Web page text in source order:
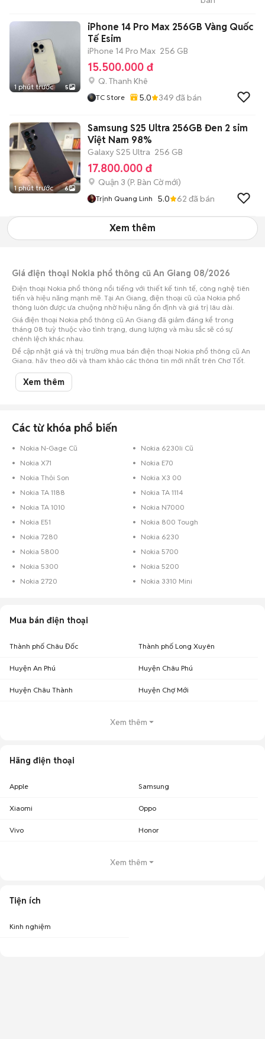
1 phút trước 5
iPhone 14 Pro Max 256GB Vàng Quốc
Tế Esim
iPhone 14 Pro Max 256 GB
15.500.000 đ
Q. Thanh Khê
TC Store 5.0 349 đã bán
1 phút trước 6
Samsung S25 Ultra 256GB Đen 2 sim
Việt Nam 98%
Galaxy S25 Ultra 256 GB
17.800.000 đ
Quận 3 (P. Bàn Cờmới)
Trịnh Quang Linh 5.0 62 đã bán
Xem thêm
Giá điện thoại Nokia phổ thông cũ An Giang 08/2026
Điện thoại Nokia phổ thông nổi tiếng với thiết kế tinh tế, công nghệ tiên
tiến và hiệu năng mạnh mẽ. Tại An Giang, điện thoại cũ của Nokia phổ
thông luôn được ưa chuộng nhờ hiệu năng ổn định và giá trị lâu dài.
Giá điện thoại Nokia phổ thông cũ An Giang đã giảm đáng kể trong
tháng 08 tuỳ thuộc vào tình trạng, dung lượng và màu sắc sẽ có sự
chênh lệch khác nhau.
Để cập nhật giá và thị trường mua bán điện thoại Nokia phổ thông cũ An
Giang, hãy theo dõi và tham khảo các thông tin mới nhất trên Chợ Tốt.
Lưu ý:Mức giá dựa trên các tin đăng tại Chợ Tốt, chỉ mang tính chất tham
khảo. Giá điện thoại Nokia phổ thông cũ An Giang sẽ phụ thuộc vào tình
trạng, phiên bản và các thoả thuận khi mua bán.
Chợ Tốt có 2 tin đăng bán, mua điện thoại Nokia phổ thông cũ tại An
sánh giá cả.
Chợ Tốt - Nơi mua bán điện thoại Nokia phổ thông cũ An Giang giá tốt
Xem thêm
Các từ khóa phổ biến
Nokia N-Gage Cũ
Nokia 6230Ii Cũ
Nokia X71
Nokia E70
Nokia Thỏi Son
Nokia X3 00
Nokia TA 1188
Nokia TA 1114
Nokia TA 1010
Nokia N7000
Nokia E51
Nokia 800 Tough
Nokia 7280
Nokia 6230
Nokia 5800
Nokia 5700
Nokia 5300
Nokia 5200
Nokia 2720
Nokia 3310 Mini
Mua bán điện thoại
Thành phố Châu Đốc Thành phố Long Xuyên
Huyện An Phú Huyện Châu Phú
Huyện Châu Thành Huyện Chợ Mới
Xem thêm
Hãng điện thoại
Apple Samsung
Xiaomi Oppo
Vivo Honor
Xem thêm
Tiện ích
Kinh nghiệm